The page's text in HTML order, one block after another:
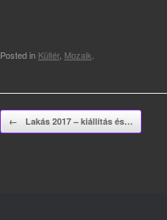
Posted in Kültér, Mozaik.
Post navigation
← Lakás 2017 – kiállítás és…